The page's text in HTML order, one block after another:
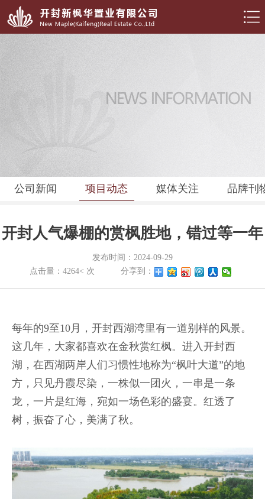
公司新闻 项目动态 媒体关注 品牌刊
开封人气爆棚的赏枫胜地，错过等一年
发布时间：2024-09-29
点击量：4264< 次
分享到：
每年的9至10月，开封西湖湾里有一道别样的风景。
这几年，大家都喜欢在金秋赏红枫。进入开封西
湖，在西湖两岸人们习惯性地称为“枫叶大道”的地
方，只见丹霞尽染，一株似一团火，一串是一条
龙，一片是红海，宛如一场色彩的盛宴。红透了
树，振奋了心，美满了秋。